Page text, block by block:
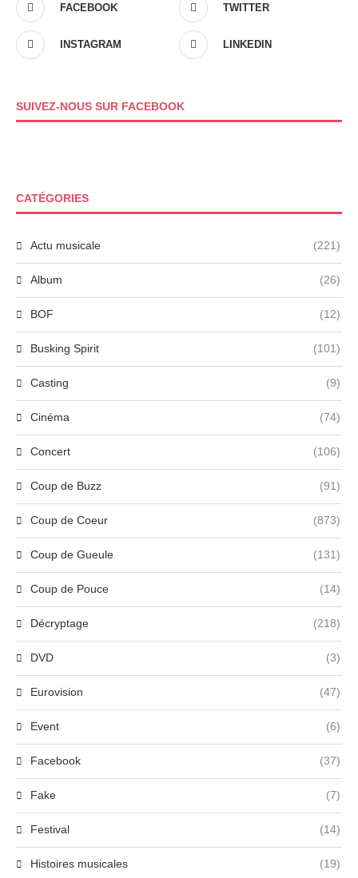
FACEBOOK TWITTER
INSTAGRAM LINKEDIN
SUIVEZ-NOUS SUR FACEBOOK
CATÉGORIES
Actu musicale (221)
Album (26)
BOF (12)
Busking Spirit (101)
Casting (9)
Cinéma (74)
Concert (106)
Coup de Buzz (91)
Coup de Coeur (873)
Coup de Gueule (131)
Coup de Pouce (14)
Décryptage (218)
DVD (3)
Eurovision (47)
Event (6)
Facebook (37)
Fake (7)
Festival (14)
Histoires musicales (19)